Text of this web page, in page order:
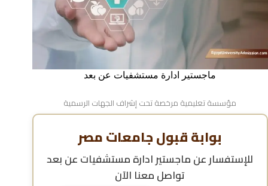
ماجستير ادارة مستشفيات عن بعد
مؤسسة تعليمية مرخصة تحت إشراف الجهات الرسمية
بوابة قبول جامعات مصر
للإستفسار عنماجستير ادارة مستشفيات عن بعد
تواصل معنا الآن